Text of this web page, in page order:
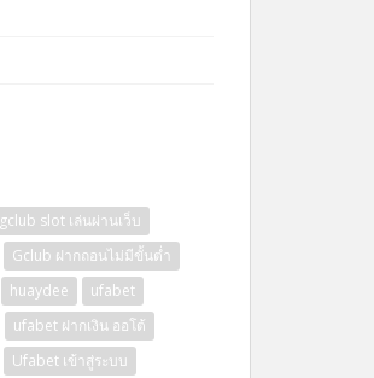
gclub slot เล่นผ่านเว็บ
Gclub ฝากถอนไม่มีขั้นต่ำ
huaydee
ufabet
ufabet ฝากเงิน ออโต้
Ufabet เข้าสู่ระบบ